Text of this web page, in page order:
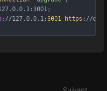
://127.0.0.1:3001 https ://